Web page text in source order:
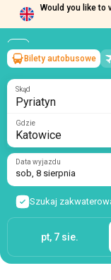
Would you like to
Pyriatyn→Katowice
sob, 8 sierpnia/1
Bilety autobusowe
Skąd
Gdzie
Data wyjazdu
sob, 8 sierpnia
Szukaj
pt, 7 sie.